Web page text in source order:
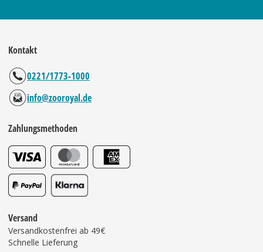
Kontakt
0221/1773-1000
info@zooroyal.de
Zahlungsmethoden
Versand
Versandkostenfrei ab 49€
Schnelle Lieferung